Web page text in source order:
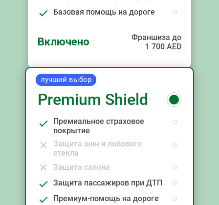
Базовая помощь на дороге
Включено
Франшиза до
1 700 AED
лучший выбор
Premium Shield
Премиальное страховое
покрытие
Защита шин и лобового
стекла
Защита салона
Защита пассажиров при ДТП
Премиум-помощь на дороге